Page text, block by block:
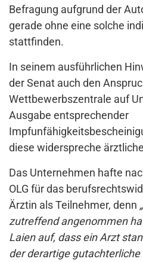
Befragung aufgrund der
gerade ohne eine solche
stattfinden.
In seinem ausführlichen
der Senat auch den
Wettbewerbszentrale auf
Ausgabe entsprechender
diese widerspreche
Das Unternehmen hafte
OLG für das
Ärztin als Teilnehmer, denn
zutreffend angenommen
Laien auf, dass ein Arzt
der derartige